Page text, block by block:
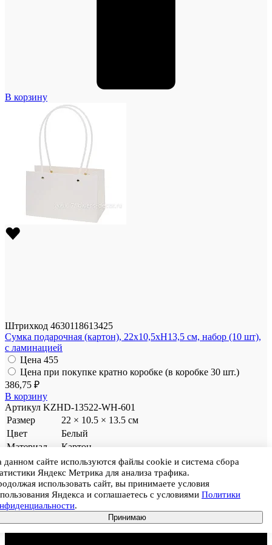
В корзину
Штрихкод 4630118613425
Сумка подарочная (картон), 22x10,5xH13,5 см, набор (10 шт),
с ламинацией
Цена 455
Цена при покупке кратно коробке (в коробке 30 шт.)
386,75 ₽
В корзину
Артикул KZHD-13522-WH-601
Размер
22 × 10.5 × 13.5 см
Цвет
Белый
Материал
Картон
Ед. продажи Набор
Цена 455
Цена при покупке кратно коробке (в коробке 30 шт.)
386,75 ₽
данном сайте используются файлы cookie и система сбора
Яндекс Метрика для анализа трафика.
использовать сайт, вы принимаете условия
Яндекса и соглашаетесь с условиями Политики
.
Принимаю